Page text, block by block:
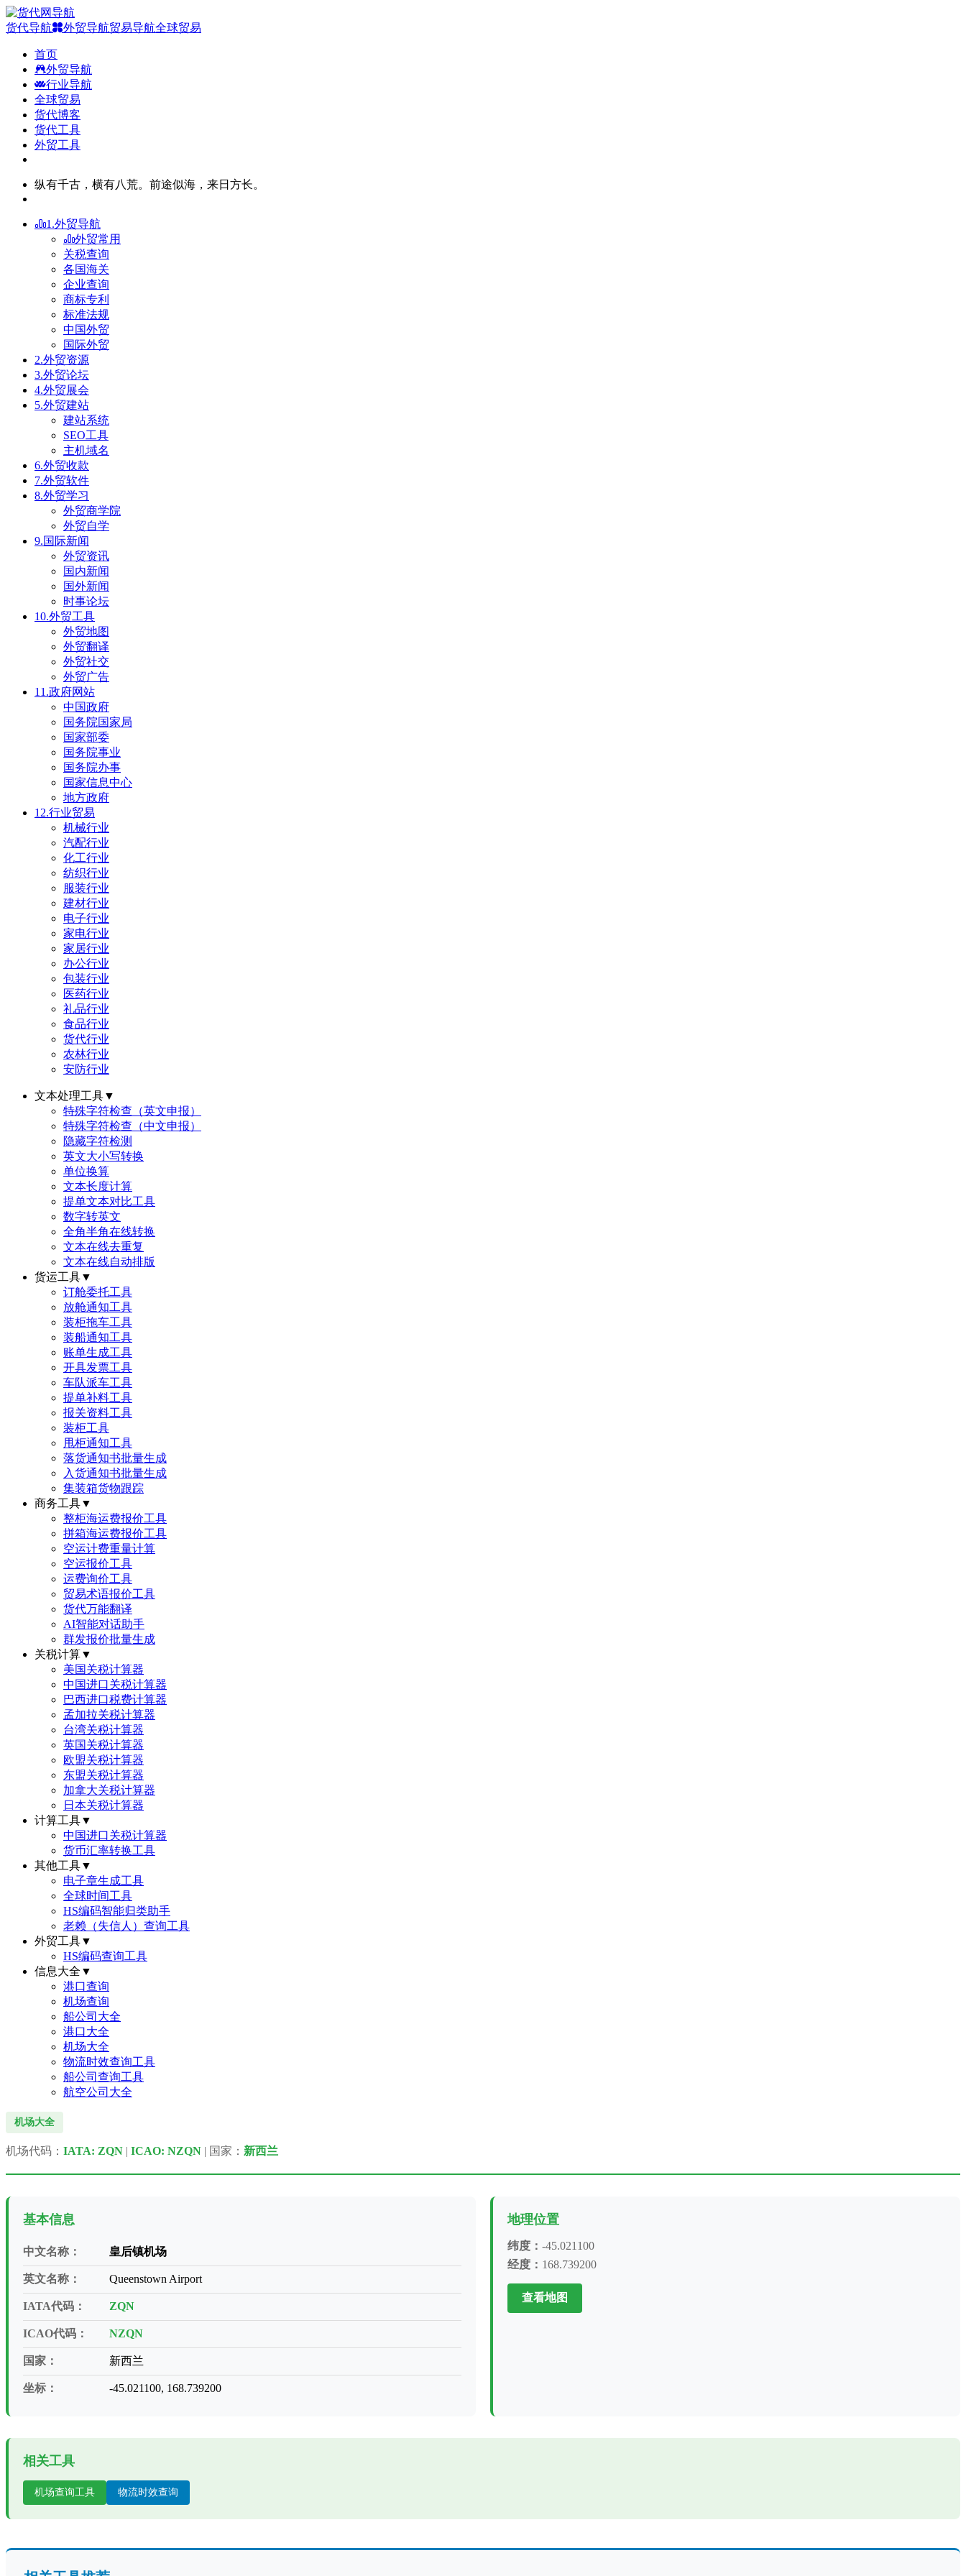
货代导航 外贸导航贸易导航全球贸易
首页
外贸导航
行业导航
全球贸易
货代博客
货代工具
外贸工具
纵有千古，横有八荒。前途似海，来日方长。
1.外贸导航
外贸常用
关税查询
各国海关
企业查询
商标专利
标准法规
中国外贸
国际外贸
2.外贸资源
3.外贸论坛
4.外贸展会
5.外贸建站
建站系统
SEO工具
主机域名
6.外贸收款
7.外贸软件
8.外贸学习
外贸商学院
外贸自学
9.国际新闻
外贸资讯
国内新闻
国外新闻
时事论坛
10.外贸工具
外贸地图
外贸翻译
外贸社交
外贸广告
11.政府网站
中国政府
国务院国家局
国家部委
国务院事业
国务院办事
国家信息中心
地方政府
12.行业贸易
机械行业
汽配行业
化工行业
纺织行业
服装行业
建材行业
电子行业
家电行业
家居行业
办公行业
包装行业
医药行业
礼品行业
食品行业
货代行业
农林行业
安防行业
文本处理工具▼
特殊字符检查（英文申报）
特殊字符检查（中文申报）
隐藏字符检测
英文大小写转换
单位换算
文本长度计算
提单文本对比工具
数字转英文
全角半角在线转换
文本在线去重复
文本在线自动排版
货运工具▼
订舱委托工具
放舱通知工具
装柜拖车工具
装船通知工具
账单生成工具
开具发票工具
车队派车工具
提单补料工具
报关资料工具
装柜工具
甩柜通知工具
落货通知书批量生成
入货通知书批量生成
集装箱货物跟踪
商务工具▼
整柜海运费报价工具
拼箱海运费报价工具
空运计费重量计算
空运报价工具
运费询价工具
贸易术语报价工具
货代万能翻译
AI智能对话助手
群发报价批量生成
关税计算▼
美国关税计算器
中国进口关税计算器
巴西进口税费计算器
孟加拉关税计算器
台湾关税计算器
英国关税计算器
欧盟关税计算器
东盟关税计算器
加拿大关税计算器
日本关税计算器
计算工具▼
中国进口关税计算器
货币汇率转换工具
其他工具▼
电子章生成工具
全球时间工具
HS编码智能归类助手
老赖（失信人）查询工具
外贸工具▼
HS编码查询工具
信息大全 ▼
港口查询
机场查询
船公司大全
港口大全
机场大全
物流时效查询工具
船公司查询工具
航空公司大全
机场大全
机场代码： IATA: ZQN | ICAO: NZQN | 国家： 新西兰
基本信息
中文名称： 皇后镇机场
英文名称： Queenstown Airport
IATA代码： ZQN
ICAO代码： NZQN
国家： 新西兰
坐标： -45.021100, 168.739200
地理位置
纬度： -45.021100
经度： 168.739200
查看地图
相关工具
机场查询工具 物流时效查询